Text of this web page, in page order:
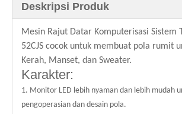
Deskripsi Produk
Mesin Rajut Datar Komputerisasi Sistem
52CJS cocok untuk membuat pola rumit
Kerah, Manset, dan Sweater.
Karakter:
1. Monitor LED lebih nyaman dan lebih mudah
pengoperasian dan desain pola.